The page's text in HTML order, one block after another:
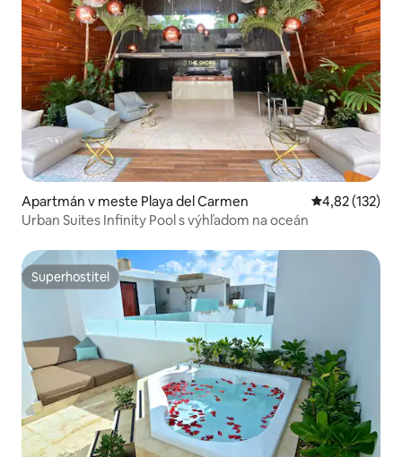
Apartmán v meste Playa del Carmen Priemerné
4,82 (132)
Urban Suites Infinity Pool s výhľadom na oceán
Superhostiteľ
Superhostiteľ